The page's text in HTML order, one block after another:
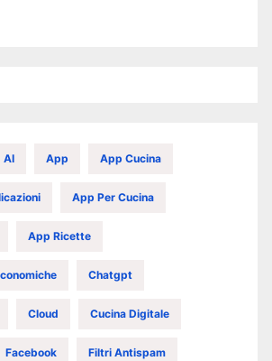
AI App App Cucina
App Per Cucina
App Ricette
Chatgpt
Cloud Cucina Digitale
Facebook Filtri Antispam